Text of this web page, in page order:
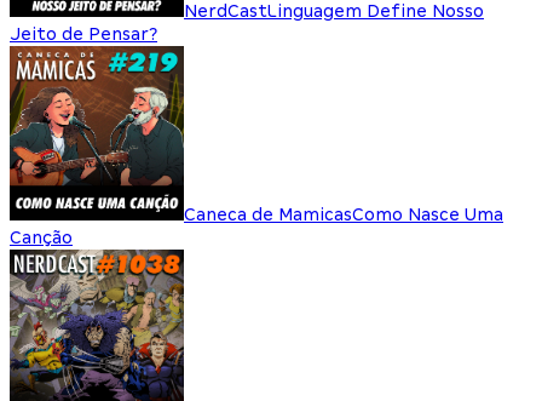
NerdCastLinguagem Define Nosso
Jeito de Pensar?
Caneca de MamicasComo Nasce Uma
Canção